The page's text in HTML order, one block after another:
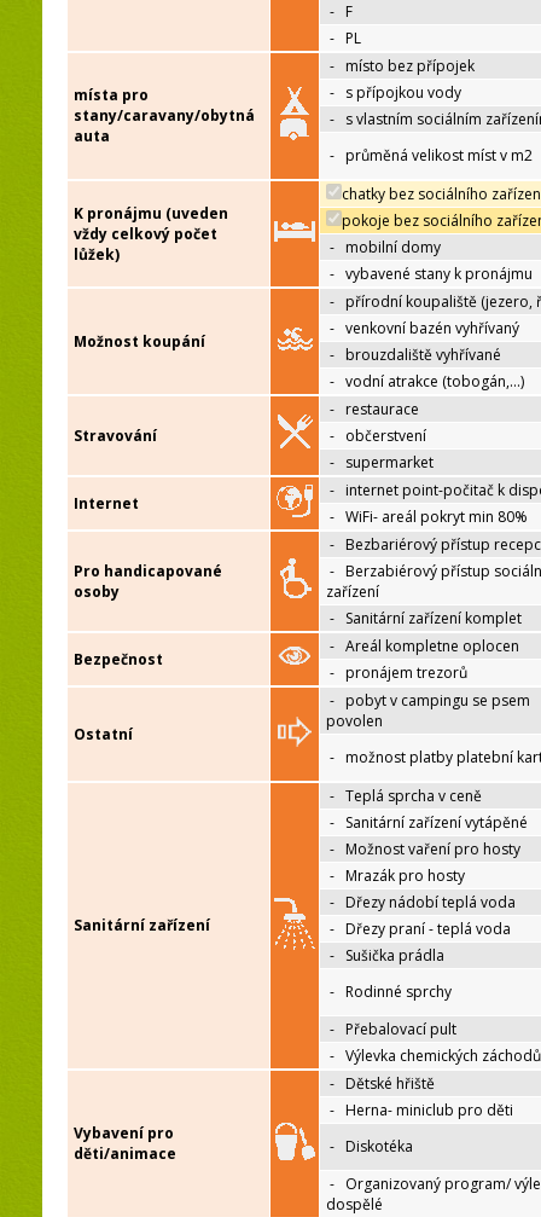
- F
- PL
místa pro
stany/caravany/obytná
auta
- místo bez přípojek
- s přípojkou vody
- s vlastním sociálním
- průměná velikost míst v m2
K pronájmu (uveden
vždy celkový počet
lůžek)
chatky bez sociálního
pokoje bez sociálního
- mobilní domy
- vybavené stany k pronájmu
Možnost koupání
- přírodní koupaliště (jezero,
- venkovní bazén vyhřívaný
- brouzdaliště vyhřívané
- vodní atrakce (tobogán,…)
Stravování
- restaurace
- občerstvení
- supermarket
Internet
- internet point-počitač k
- WiFi- areál pokryt min 80%
Pro handicapované
osoby
- Bezbariérový přístup
- Berzabiérový přístup
zařízení
- Sanitární zařízení komplet
Bezpečnost
- Areál kompletne oplocen
- pronájem trezorů
Ostatní
- pobyt v campingu se psem
povolen
- možnost platby platební
Sanitární zařízení
- Teplá sprcha v ceně
- Sanitární zařízení vytápěné
- Možnost vaření pro hosty
- Mrazák pro hosty
- Dřezy nádobí teplá voda
- Dřezy praní - teplá voda
- Sušička prádla
- Rodinné sprchy
- Přebalovací pult
- Výlevka chemických záchodů
Vybavení pro
děti/animace
- Dětské hřiště
- Herna- miniclub pro děti
- Diskotéka
- Organizovaný program/
dospělé